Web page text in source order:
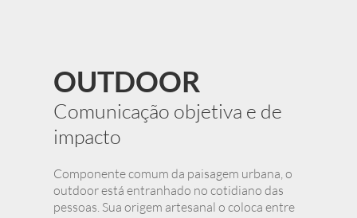
OUTDOOR
Comunicação objetiva e de
impacto
Componente comum da paisagem urbana, o
outdoor está entranhado no cotidiano das
pessoas. Sua origem artesanal o coloca entre